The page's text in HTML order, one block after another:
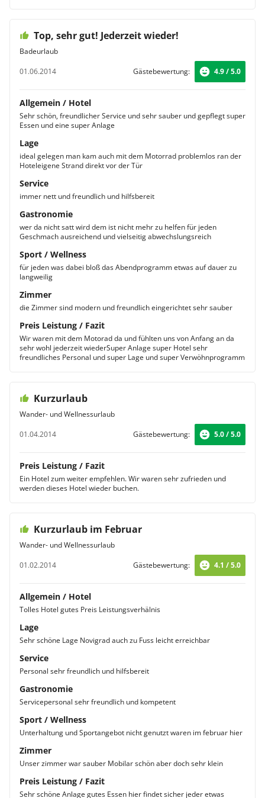
Top, sehr gut! Jederzeit wieder!
Badeurlaub
01.06.2014
Gästebewertung: 4.9 / 5.0
Allgemein / Hotel
Sehr schön, freundlicher Service und sehr sauber und gepflegt super
Essen und eine super Anlage
Lage
ideal gelegen man kam auch mit dem Motorrad problemlos ran der
Hoteleigene Strand direkt vor der Tür
Service
immer nett und freundlich und hilfsbereit
Gastronomie
wer da nicht satt wird dem ist nicht mehr zu helfen für jeden
Geschmach ausreichend und vielseitig abwechslungsreich
Sport / Wellness
für jeden was dabei bloß das Abendprogramm etwas auf dauer zu
langweilig
Zimmer
die Zimmer sind modern und freundlich eingerichtet sehr sauber
Preis Leistung / Fazit
Wir waren mit dem Motorad da und fühlten uns von Anfang an da
sehr wohl jederzeit wiederSuper Anlage super Hotel sehr
freundliches Personal und super Lage und super Verwöhnprogramm
Kurzurlaub
Wander- und Wellnessurlaub
01.04.2014
Gästebewertung: 5.0 / 5.0
Preis Leistung / Fazit
Ein Hotel zum weiter empfehlen. Wir waren sehr zufrieden und
werden dieses Hotel wieder buchen.
Kurzurlaub im Februar
Wander- und Wellnessurlaub
01.02.2014
Gästebewertung: 4.1 / 5.0
Allgemein / Hotel
Tolles Hotel gutes Preis Leistungsverhälnis
Lage
Sehr schöne Lage Novigrad auch zu Fuss leicht erreichbar
Service
Personal sehr freundlich und hilfsbereit
Gastronomie
Servicepersonal sehr freundlich und kompetent
Sport / Wellness
Unterhaltung und Sportangebot nicht genutzt waren im februar hier
Zimmer
Unser zimmer war sauber Mobilar schön aber doch sehr klein
Preis Leistung / Fazit
Sehr schöne Anlage gutes Essen hier findet sicher jeder etwas